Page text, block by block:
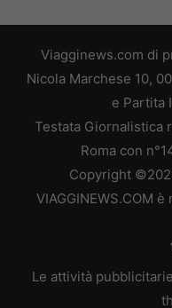
Viagginews.com di
Nicola Marchese 10,
e Partita
Testata Giornalistica
Roma con
Copyright
VIAGGINEWS.COM
Le attività